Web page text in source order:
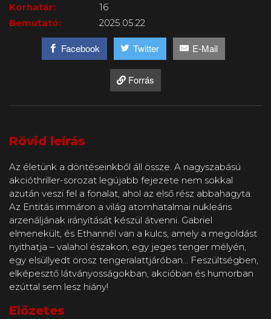
Korhatár:
16
Bemutató:
2025.05.22
Facebook Twitter E-Mail
Forrás
Rövid leírás
Az életünk a döntéseinkből áll össze. A nagyszabású
akcióthriller-sorozat legújabb fejezete nem sokkal
azután veszi fel a fonalat, ahol az első rész abbahagyta.
Az Entitás immáron a világ atomhatalmai nukleáris
arzenáljának irányítását készül átvenni. Gabriel
elmenekült, és Ethannél van a kulcs, amely a megoldást
nyithatja – valahol északon, egy jeges tenger mélyén,
egy elsüllyedt orosz tengeralattjáróban… Feszültségben,
elképesztő látványosságokban, akcióban és humorban
ezúttal sem lesz hiány!
Előzetes